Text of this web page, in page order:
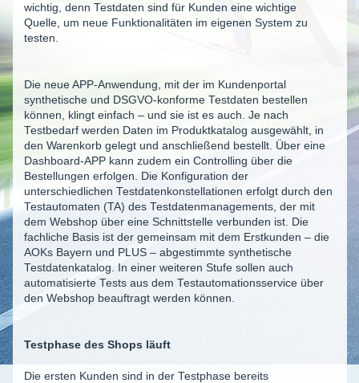
wichtig, denn Testdaten sind für Kunden eine wichtige
Quelle, um neue Funktionalitäten im eigenen System zu
testen.
Die neue APP-Anwendung, mit der im Kundenportal
synthetische und DSGVO-konforme Testdaten bestellen
können, klingt einfach – und sie ist es auch. Je nach
Testbedarf werden Daten im Produktkatalog ausgewählt, in
den Warenkorb gelegt und anschließend bestellt. Über eine
Dashboard-APP kann zudem ein Controlling über die
Bestellungen erfolgen. Die Konfiguration der
unterschiedlichen Testdatenkonstellationen erfolgt durch den
Testautomaten (TA) des Testdatenmanagements, der mit
dem Webshop über eine Schnittstelle verbunden ist. Die
fachliche Basis ist der gemeinsam mit dem Erstkunden – die
AOKs Bayern und PLUS – abgestimmte synthetische
Testdatenkatalog. In einer weiteren Stufe sollen auch
automatisierte Tests aus dem Testautomationsservice über
den Webshop beauftragt werden können.
Testphase des Shops läuft
Die ersten Kunden sind in der Testphase bereits